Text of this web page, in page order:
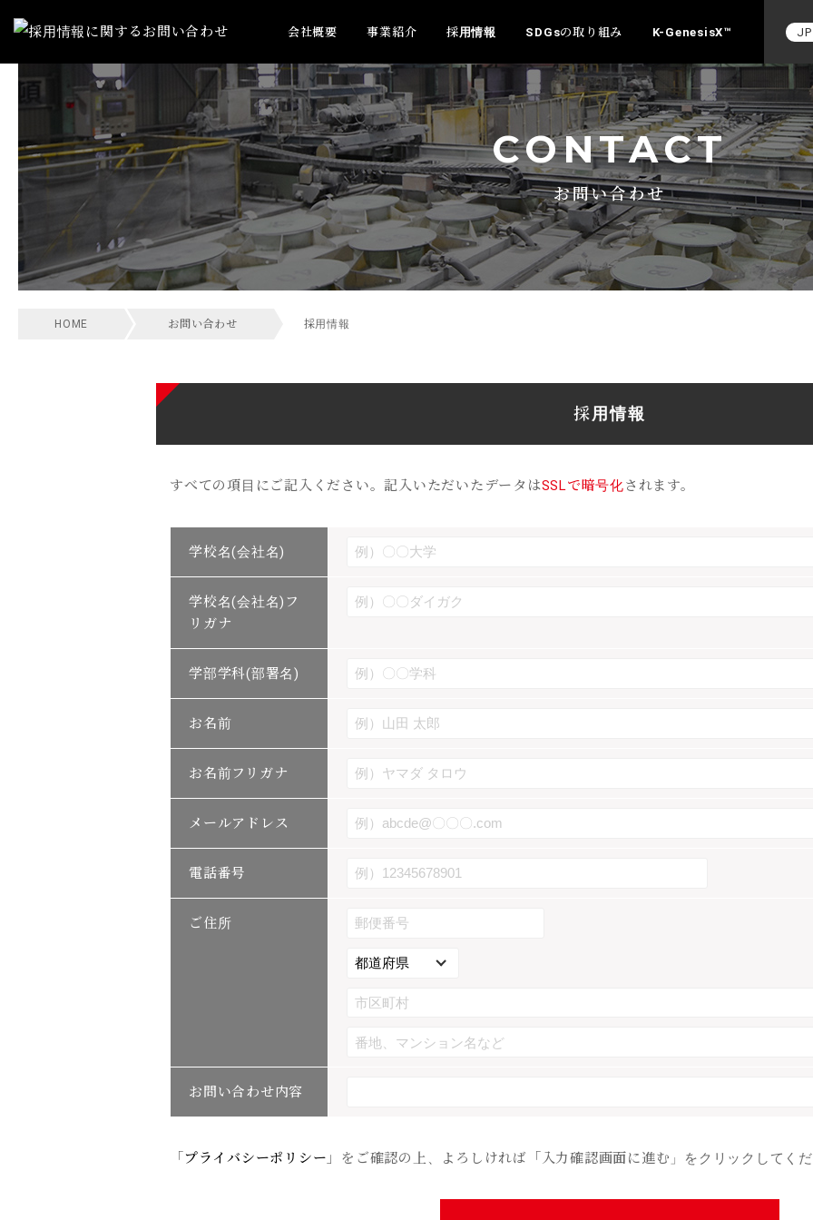
会社概要 事業紹介 採用情報 SDGsの取り組み K-GenesisX™ JP
CONTACT
お問い合わせ
HOME お問い合わせ 採用情報
採用情報
すべての項目にご記入ください。記入いただいたデータはSSLで暗号化されます。
学校名(会社名)
学校名(会社名)フ
リガナ
学部学科(部署名)
お名前
お名前フリガナ
メールアドレス
電話番号
ご住所
お問い合わせ内容
「 プライバシーポリシー 」をご確認の上、よろしければ「入力確認画面に進む」をクリックしてく